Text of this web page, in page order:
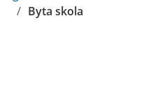
/ Byta skola